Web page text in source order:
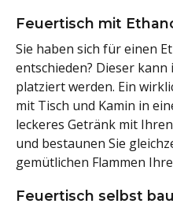
Feuertisch mit
Sie haben sich für einen
entschieden? Dieser
platziert werden. Ein
mit Tisch und Kamin in
leckeres Getränk mit
und bestaunen Sie
gemütlichen Flammen
Feuertisch selbst